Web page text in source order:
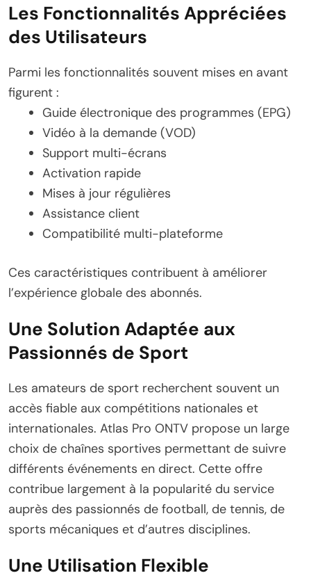
Les Fonctionnalités Appréciées
des Utilisateurs
Parmi les fonctionnalités souvent mises en avant
figurent :
Guide électronique des programmes (EPG)
Vidéo à la demande (VOD)
Support multi-écrans
Activation rapide
Mises à jour régulières
Assistance client
Compatibilité multi-plateforme
Ces caractéristiques contribuent à améliorer
l’expérience globale des abonnés.
Une Solution Adaptée aux
Passionnés de Sport
Les amateurs de sport recherchent souvent un
accès fiable aux compétitions nationales et
internationales. Atlas Pro ONTV propose un large
choix de chaînes sportives permettant de suivre
différents événements en direct. Cette offre
contribue largement à la popularité du service
auprès des passionnés de football, de tennis, de
sports mécaniques et d’autres disciplines.
Une Utilisation Flexible